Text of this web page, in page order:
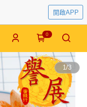
開啟APP
0
1/3